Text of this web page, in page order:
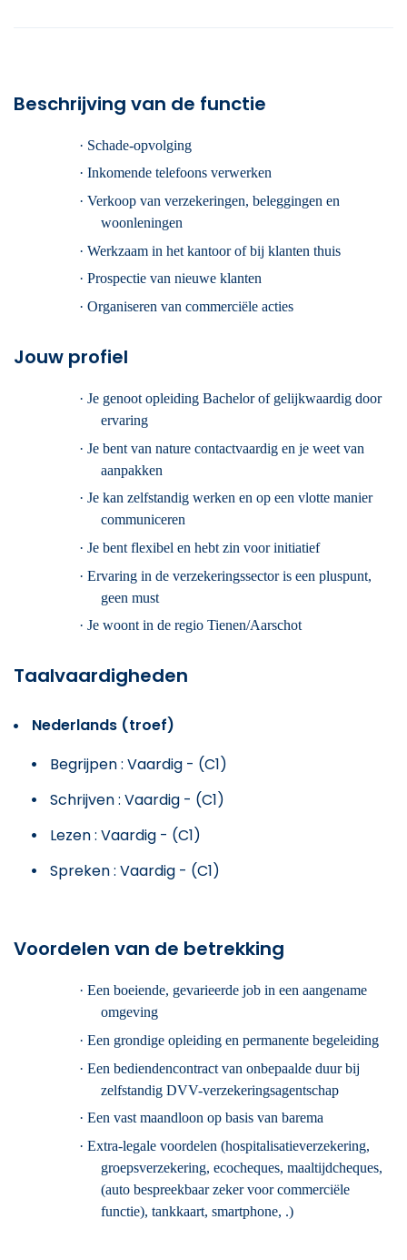
Beschrijving van de functie
· Schade-opvolging
· Inkomende telefoons verwerken
· Verkoop van verzekeringen, beleggingen en
woonleningen
· Werkzaam in het kantoor of bij klanten thuis
· Prospectie van nieuwe klanten
· Organiseren van commerciële acties
Jouw profiel
· Je genoot opleiding Bachelor of gelijkwaardig door
ervaring
· Je bent van nature contactvaardig en je weet van
aanpakken
· Je kan zelfstandig werken en op een vlotte manier
communiceren
· Je bent flexibel en hebt zin voor initiatief
· Ervaring in de verzekeringssector is een pluspunt,
geen must
· Je woont in de regio Tienen/Aarschot
Taalvaardigheden
Nederlands (troef)
Begrijpen : Vaardig - (C1)
Schrijven : Vaardig - (C1)
Lezen : Vaardig - (C1)
Spreken : Vaardig - (C1)
Voordelen van de betrekking
· Een boeiende, gevarieerde job in een aangename
omgeving
· Een grondige opleiding en permanente begeleiding
· Een bediendencontract van onbepaalde duur bij
zelfstandig DVV-verzekeringsagentschap
· Een vast maandloon op basis van barema
· Extra-legale voordelen (hospitalisatieverzekering,
groepsverzekering, ecocheques, maaltijdcheques,
(auto bespreekbaar zeker voor commerciële
functie), tankkaart, smartphone, .)